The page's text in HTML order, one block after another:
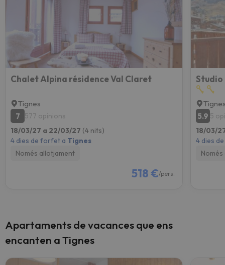
Chalet Alpina résidence Val Claret
Tignes
7
577 opinions
18/03/27 a 22/03/27 (4 nits)
4 dies de forfet a Tignes
Només allotjament
518 €/pers.
Studio
5.9 5
18/03/
4 dies
Apartaments de vacances que ens
encanten a Tignes